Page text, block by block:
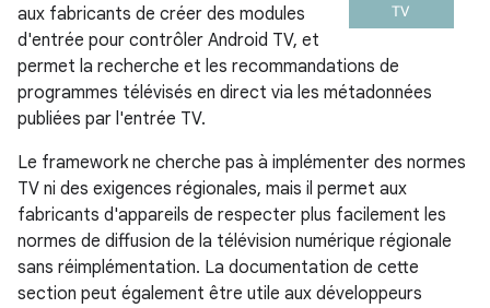
aux fabricants de créer des modules
d'entrée pour contrôler Android TV, et
permet la recherche et les recommandations de
programmes télévisés en direct via les métadonnées
publiées par l'entrée TV.
Le framework ne cherche pas à implémenter des normes
TV ni des exigences régionales, mais il permet aux
fabricants d'appareils de respecter plus facilement les
normes de diffusion de la télévision numérique régionale
sans réimplémentation. La documentation de cette
section peut également être utile aux développeurs